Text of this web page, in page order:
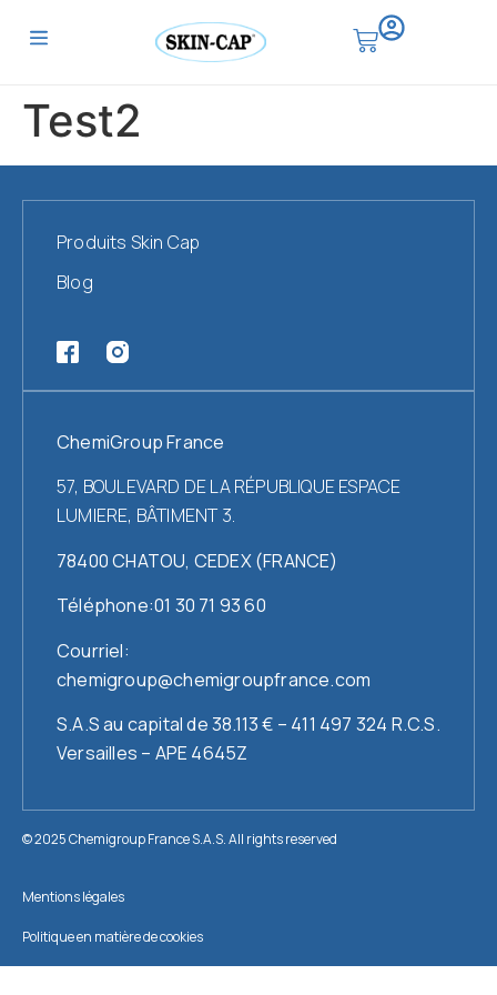
Test2
ChemiGroup France
57, BOULEVARD DE LA RÉPUBLIQUE ESPACE
LUMIERE, BÂTIMENT 3.
78400 CHATOU, CEDEX (FRANCE)
Téléphone:01 30 71 93 60
Courriel:
chemigroup@chemigroupfrance.com
S.A.S au capital de 38.113 € – 411 497 324 R.C.S.
Versailles – APE 4645Z
Produits Skin Cap
Blog
© 2025 Chemigroup France S.A.S. All rights reserved
Mentions légales
Politique en matière de cookies